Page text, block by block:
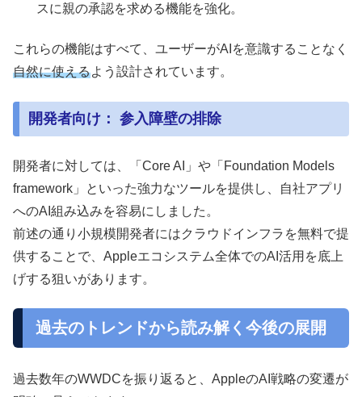
スに親の承認を求める機能を強化。
これらの機能はすべて、ユーザーがAIを意識することなく
自然に使えるよう設計されています。
開発者向け： 参入障壁の排除
開発者に対しては、「Core AI」や「Foundation Models
framework」といった強力なツールを提供し、自社アプリ
へのAI組み込みを容易にしました。
前述の通り小規模開発者にはクラウドインフラを無料で提
供することで、Appleエコシステム全体でのAI活用を底上
げする狙いがあります。
過去のトレンドから読み解く今後の展開
過去数年のWWDCを振り返ると、AppleのAI戦略の変遷が